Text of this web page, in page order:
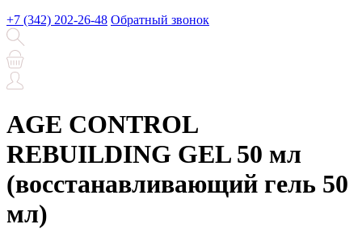
+7 (342) 202-26-48 Обратный звонок
AGE CONTROL
REBUILDING GEL 50 мл
(восстанавливающий гель 50
мл)